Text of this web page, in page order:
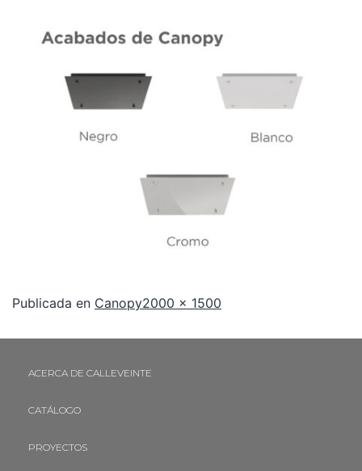
Publicada en Canopy2000 × 1500
ACERCA DE CALLEVEINTE
CATÁLOGO
PROYECTOS